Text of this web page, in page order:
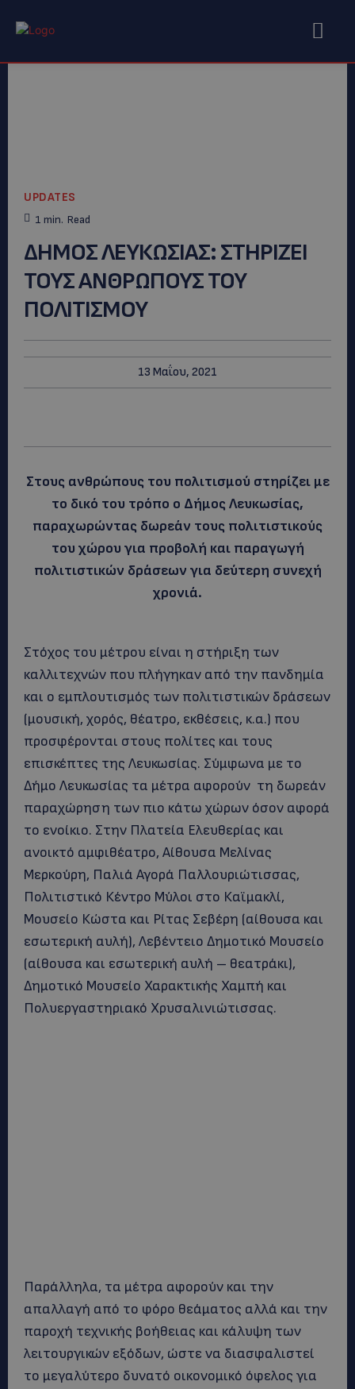
UPDATES
1 min. Read
ΔΗΜΟΣ ΛΕΥΚΩΣΙΑΣ: ΣΤΗΡΙΖΕΙ
ΤΟΥΣ ΑΝΘΡΩΠΟΥΣ ΤΟΥ
ΠΟΛΙΤΙΣΜΟΥ
13 Μαΐου, 2021
Στους ανθρώπους του πολιτισμού στηρίζει με
το δικό του τρόπο ο Δήμος Λευκωσίας,
παραχωρώντας δωρεάν τους πολιτιστικούς
του χώρου για προβολή και παραγωγή
πολιτιστικών δράσεων για δεύτερη συνεχή
χρονιά.
Στόχος του μέτρου είναι η στήριξη των
καλλιτεχνών που πλήγηκαν από την πανδημία
και ο εμπλουτισμός των πολιτιστικών δράσεων
(μουσική, χορός, θέατρο, εκθέσεις, κ.α.) που
προσφέρονται στους πολίτες και τους
επισκέπτες της Λευκωσίας. Σύμφωνα με το
Δήμο Λευκωσίας τα μέτρα αφορούν τη δωρεάν
παραχώρηση των πιο κάτω χώρων όσον αφορά
το ενοίκιο. Στην Πλατεία Ελευθερίας και
ανοικτό αμφιθέατρο, Αίθουσα Μελίνας
Μερκούρη, Παλιά Αγορά Παλλουριώτισσας,
Πολιτιστικό Κέντρο Μύλοι στο Καϊμακλί,
Μουσείο Κώστα και Ρίτας Σεβέρη (αίθουσα και
εσωτερική αυλή), Λεβέντειο Δημοτικό Μουσείο
(αίθουσα και εσωτερική αυλή – θεατράκι),
Δημοτικό Μουσείο Χαρακτικής Χαμπή και
Πολυεργαστηριακό Χρυσαλινιώτισσας.
Παράλληλα, τα μέτρα αφορούν και την
απαλλαγή από το φόρο θεάματος αλλά και την
παροχή τεχνικής βοήθειας και κάλυψη των
λειτουργικών εξόδων, ώστε να διασφαλιστεί
το μεγαλύτερο δυνατό οικονομικό όφελος για